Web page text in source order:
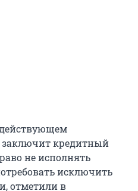
действующем
заключит кредитный
не исполнять
исключить
отметили в